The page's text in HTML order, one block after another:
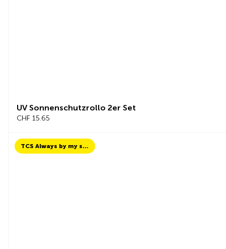
UV Sonnenschutzrollo 2er Set
CHF 15.65
TCS Always by my side